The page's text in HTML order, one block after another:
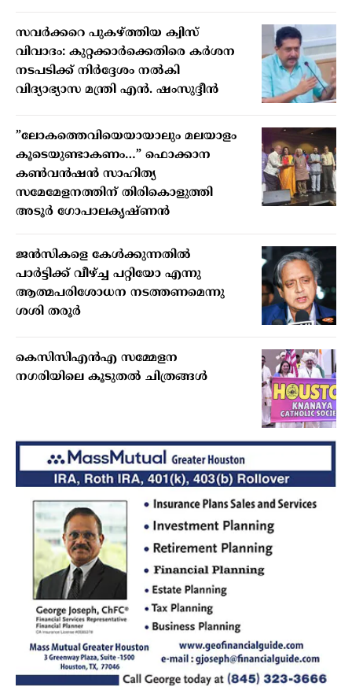
സവർക്കറെ പുകഴ്ത്തിയ ക്വിസ്
വിവാദം: കുറ്റക്കാർക്കെതിരെ കർശന
നടപടിക്ക് നിർദ്ദേശം നൽകി
വിദ്യാഭ്യാസ മന്ത്രി എൻ. ഷംസുദ്ദീൻ
”ലോകത്തെവിയെയായാലും മലയാളം
കൂടെയുണ്ടാകണം…” ഫൊക്കാന
കണ്‍വന്‍ഷന്‍ സാഹിത്യ
സമേമേളനത്തിന് തിരികൊളുത്തി
അടൂര്‍ ഗോപാലകൃഷ്ണന്‍
ജന്‍സികളെ കേള്‍ക്കുന്നതില്‍
പാര്‍ട്ടിക്ക് വീഴ്ച്ച പറ്റിയോ എന്നു
ആത്മപരിശോധന നടത്തണമെന്നു
ശശി തരൂര്‍
കെസിസിഎന്‍എ സമ്മേളന
നഗരിയിലെ കൂടുതല്‍ ചിത്രങ്ങള്‍